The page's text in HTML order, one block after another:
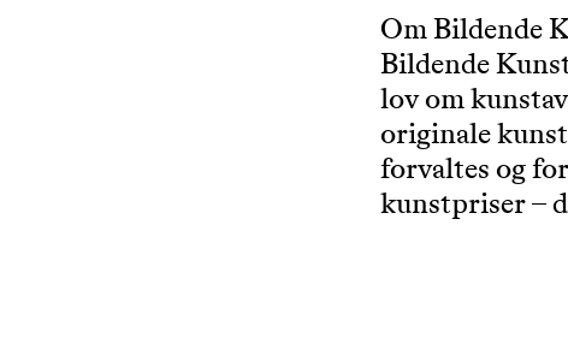
Om Bildende
Bildende
lov om
originale
forvaltes og
kunstpriser –